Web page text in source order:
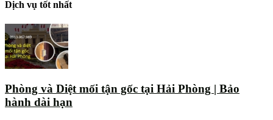
Dịch vụ tốt nhất
Phòng và Diệt mối tận gốc tại Hải Phòng | Bảo
hành dài hạn